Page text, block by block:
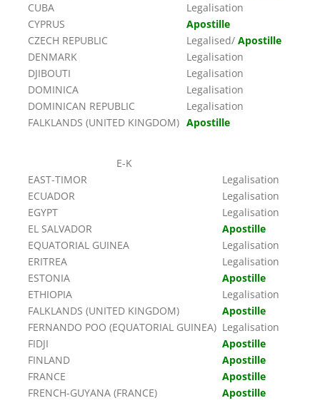
CUBA
Legalisation
CYPRUS
Apostille
CZECH REPUBLIC
Legalised/ Apostille
DENMARK
Legalisation
DJIBOUTI
Legalisation
DOMINICA
Legalisation
DOMINICAN REPUBLIC
Legalisation
FALKLANDS (UNITED KINGDOM) Apostille
E-K
EAST-TIMOR
Legalisation
ECUADOR
Legalisation
EGYPT
Legalisation
EL SALVADOR
Apostille
EQUATORIAL GUINEA
Legalisation
ERITREA
Legalisation
ESTONIA
Apostille
ETHIOPIA
Legalisation
FALKLANDS (UNITED KINGDOM)
Apostille
FERNANDO POO (EQUATORIAL GUINEA) Legalisation
FIDJI
Apostille
FINLAND
Apostille
FRANCE
Apostille
FRENCH-GUYANA (FRANCE)
Apostille